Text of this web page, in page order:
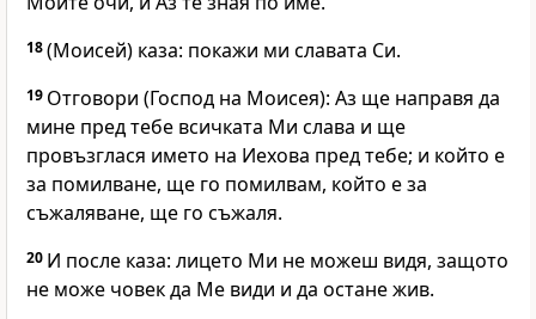
18(Моисей) каза: покажи ми славата Си.
19 Отговори (Господ на Моисея): Аз ще направя да
мине пред тебе всичката Ми слава и ще
провъзглася името на Иехова пред тебе; и който е
за помилване, ще го помилвам, който е за
съжаляване, ще го съжаля.
20 И после каза: лицето Ми не можеш видя, защото
не може човек да Ме види и да остане жив.